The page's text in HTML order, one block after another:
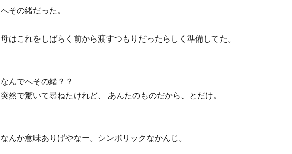
へその緒だった。
母はこれをしばらく前から渡すつもりだったらしく準備してた。
なんでへその緒？？
突然で驚いて尋ねたけれど、 あんたのものだから、とだけ。
なんか意味ありげやなー。シンボリックなかんじ。